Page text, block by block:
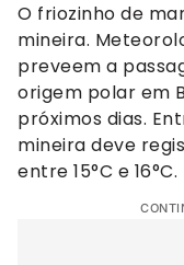
O friozinho de
mineira.
preveem a
origem polar em
próximos dias.
mineira deve
entre 15°C e 16°C.